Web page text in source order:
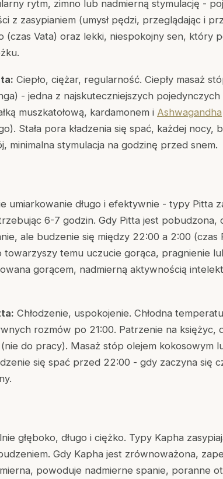
rytm, zimno lub nadmierną stymulację -
z zasypianiem (umysł pędzi, przeglądając i
(czas Vata) oraz lekki, niespokojny sen, który
Ciepło, ciężar, regularność. Ciepły masaż
) - jedna z najskuteczniejszych
muszkatołową, kardamonem i Ashwagandha
Stała pora kładzenia się spać, każdej nocy,
minimalna stymulacja na godzinę przed snem.
umiarkowanie długo i efektywnie - typy Pitta
6-7 godzin. Gdy Pitta jest
ale budzenie się między 22:00 a 2:00
towarzyszy temu uczucie gorąca, pragnienie
gorącem, nadmierną aktywnością
Chłodzenie, uspokojenie. Chłodna
rozmów po 21:00. Patrzenie na księżyc,
do pracy). Masaż stóp olejem kokosowym
się spać przed 22:00 - gdy zaczyna się
głęboko, długo i ciężko. Typy Kapha
Gdy Kapha jest zrównoważona,
powoduje nadmierne spanie, poranne